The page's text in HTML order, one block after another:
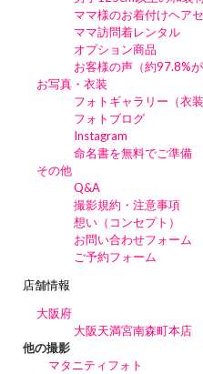
ママ様のお着付けヘア
ママ訪問着レンタル
オプション商品
お客様の声（約97.8%
お写真・衣装
フォトギャラリー（衣装
フォトブログ
Instagram
命名書を無料でご準備
その他
Q&A
撮影規約・注意事項
想い（コンセプト）
お問い合わせフォーム
ご予約フォーム
店舗情報
大阪府
大阪天満宮南森町本店
他の撮影
マタニティフォト